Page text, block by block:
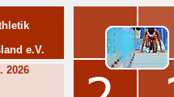
e.V.
2026